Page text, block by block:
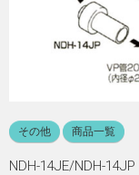
その他 商品一覧
NDH-14JE/NDH-14JP